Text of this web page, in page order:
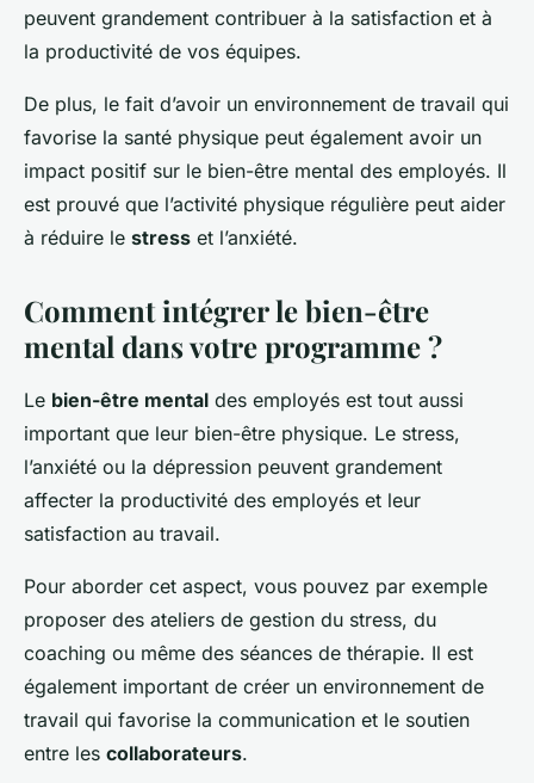
peuvent grandement contribuer à la satisfaction et à
la productivité de vos équipes.
De plus, le fait d’avoir un environnement de travail qui
favorise la santé physique peut également avoir un
impact positif sur le bien-être mental des employés. Il
est prouvé que l’activité physique régulière peut aider
à réduire le stress et l’anxiété.
Comment intégrer le bien-être
mental dans votre programme ?
Le bien-être mental des employés est tout aussi
important que leur bien-être physique. Le stress,
l’anxiété ou la dépression peuvent grandement
affecter la productivité des employés et leur
satisfaction au travail.
Pour aborder cet aspect, vous pouvez par exemple
proposer des ateliers de gestion du stress, du
coaching ou même des séances de thérapie. Il est
également important de créer un environnement de
travail qui favorise la communication et le soutien
entre les collaborateurs.